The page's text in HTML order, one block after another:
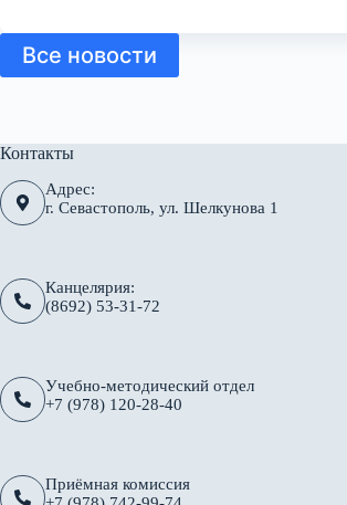
Все новости
Контакты
Адрес:
г. Севастополь, ул. Шелкунова 1
Канцелярия:
(8692) 53-31-72
Учебно-методический отдел
+7 (978) 120-28-40
Приёмная комиссия